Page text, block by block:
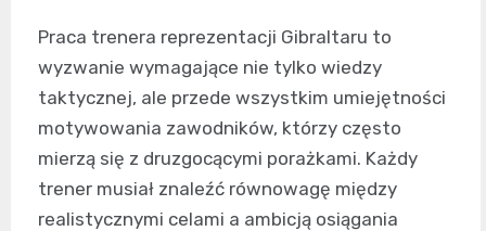
Praca trenera reprezentacji Gibraltaru to
wyzwanie wymagające nie tylko wiedzy
taktycznej, ale przede wszystkim umiejętności
motywowania zawodników, którzy często
mierzą się z druzgocącymi porażkami. Każdy
trener musiał znaleźć równowagę między
realistycznymi celami a ambicją osiągania